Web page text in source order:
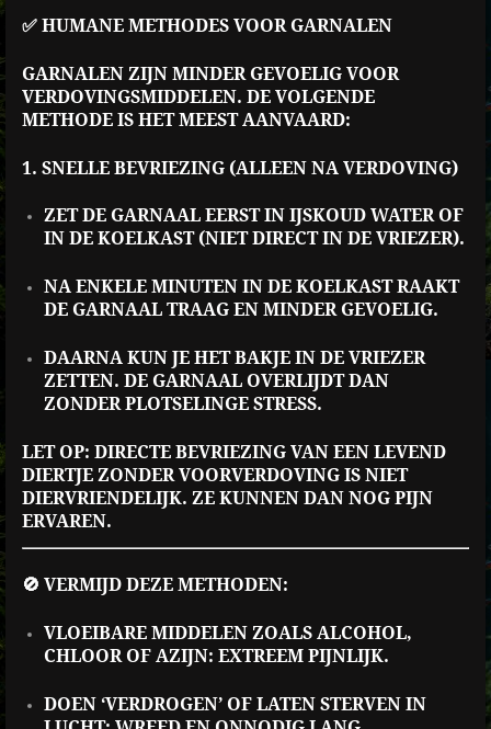
✅ HUMANE METHODES VOOR GARNALEN
GARNALEN ZIJN MINDER GEVOELIG VOOR
VERDOVINGSMIDDELEN. DE VOLGENDE
METHODE IS HET MEEST AANVAARD:
1. SNELLE BEVRIEZING (ALLEEN NA VERDOVING)
ZET DE GARNAAL EERST IN IJSKOUD WATER OF
IN DE KOELKAST (NIET DIRECT IN DE VRIEZER).
NA ENKELE MINUTEN IN DE KOELKAST RAAKT
DE GARNAAL TRAAG EN MINDER GEVOELIG.
DAARNA KUN JE HET BAKJE IN DE VRIEZER
ZETTEN. DE GARNAAL OVERLIJDT DAN
ZONDER PLOTSELINGE STRESS.
LET OP: DIRECTE BEVRIEZING VAN EEN LEVEND
DIERTJE ZONDER VOORVERDOVING IS NIET
DIERVRIENDELIJK. ZE KUNNEN DAN NOG PIJN
ERVAREN.
🚫 VERMIJD DEZE METHODEN:
VLOEIBARE MIDDELEN ZOALS ALCOHOL,
CHLOOR OF AZIJN: EXTREEM PIJNLIJK.
DOEN ‘VERDROGEN’ OF LATEN STERVEN IN